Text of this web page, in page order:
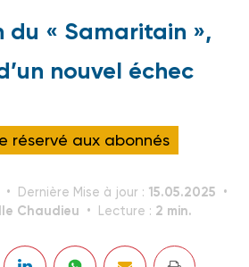
du « Samaritain »,
nouvel échec
réservé aux abonnés
Dernière Mise à jour : 15.05.2025
Chaudieu Lecture : 2 min.